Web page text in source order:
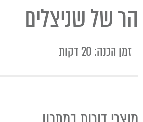
הר של שניצלים
זמן הכנה: 20 דקות